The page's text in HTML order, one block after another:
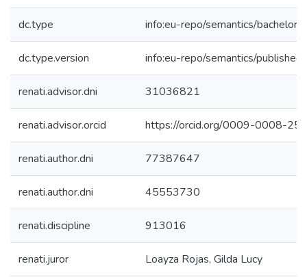
dc.type info:eu-repo/semantics/
dc.type.version info:eu-repo/semantics/
renati.advisor.dni 31036821
renati.advisor.orcid https://orcid.org/0009-0008-
renati.author.dni 77387647
renati.author.dni 45553730
renati.discipline 913016
renati.juror Loayza Rojas, Gilda Lucy